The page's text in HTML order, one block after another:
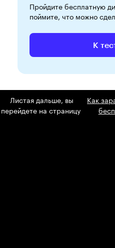
Пройдите бесплатную
поймите, что можно
К
Листая дальше, вы
перейдете на страницу
Как